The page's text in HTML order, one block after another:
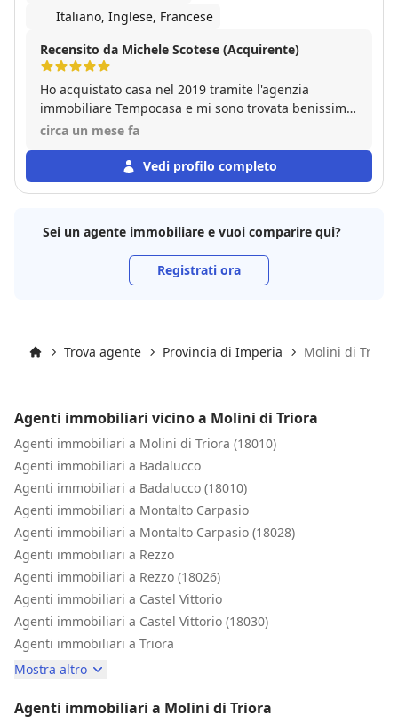
Italiano, Inglese, Francese
Recensito da Michele Scotese (Acquirente)
Ho acquistato casa nel 2019 tramite l'agenzia
immobiliare Tempocasa e mi sono trovata benissimo.
Sono stato seguito da Raffaele De Fiore , che si è
competente, onesto e attento a ogni mia esigenza.
Mi ha supportata in tutta la transazione con grande
Consigliatissimo!"
circa un mese fa
Vedi profilo completo
Sei un agente immobiliare e vuoi comparire qui?
Registrati ora
Trova agente Provincia di Imperia Molini di Triora
Agenti immobiliari vicino a Molini di Triora
Agenti immobiliari a Molini di Triora (18010)
Agenti immobiliari a Badalucco
Agenti immobiliari a Badalucco (18010)
Agenti immobiliari a Montalto Carpasio
Agenti immobiliari a Montalto Carpasio (18028)
Agenti immobiliari a Rezzo
Agenti immobiliari a Rezzo (18026)
Agenti immobiliari a Castel Vittorio
Agenti immobiliari a Castel Vittorio (18030)
Agenti immobiliari a Triora
Mostra altro
Agenti immobiliari a Molini di Triora